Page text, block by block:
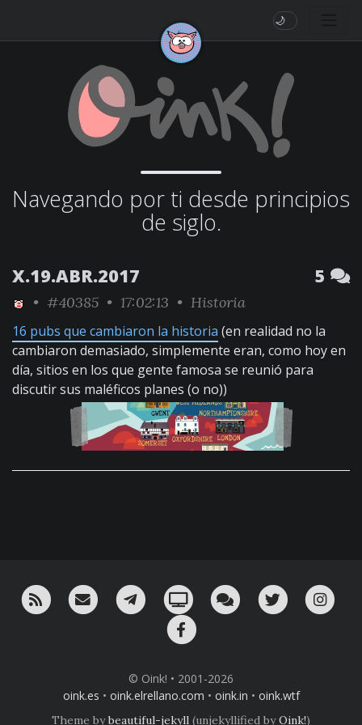
🌙
Navegando por ti desde principios
de siglo.
X.19.ABR.2017 5
• #40385 • 17:02:13 • Historia
16 pubs que cambiaron la historia (en realidad no la
cambiaron demasiado, simplemente eran, como hoy en
día, sitios en los que gente famosa se reunió para
discutir sus maléficos planes (o no))
RSS ¡Mándame un email!¡Nuestro canal en Telegram!
Oink! TV Charla con nosotros
Twitter
© Oink! • 2001-2026
oink.es • oink.elrellano.com • oink.in • oink.wtf
Theme bybeautiful-jekyll (unjekyllified byOink!)